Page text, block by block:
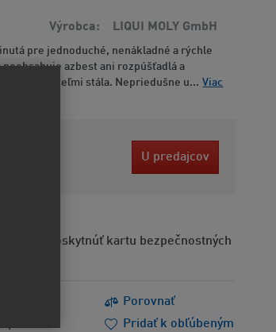
Výrobca LIQUI MOLY GmbH
pre jednoduché, nenákladné a rýchle
azbest ani rozpúšťadlá a
je veľmi stála. Nepriedušne u... Viac
U predajcov
možno poskytnúť kartu bezpečnostných
Porovnať
Pridať k obľúbeným